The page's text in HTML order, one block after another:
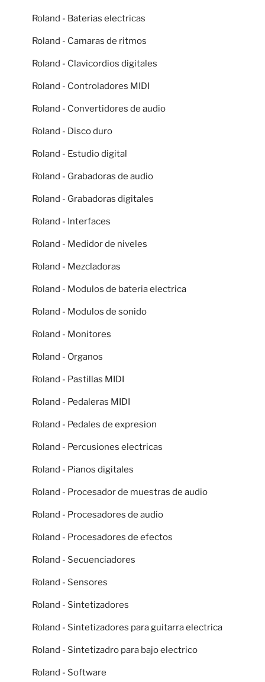
Roland - Baterias electricas
Roland - Camaras de ritmos
Roland - Clavicordios digitales
Roland - Controladores MIDI
Roland - Convertidores de audio
Roland - Disco duro
Roland - Estudio digital
Roland - Grabadoras de audio
Roland - Grabadoras digitales
Roland - Interfaces
Roland - Medidor de niveles
Roland - Mezcladoras
Roland - Modulos de bateria electrica
Roland - Modulos de sonido
Roland - Monitores
Roland - Organos
Roland - Pastillas MIDI
Roland - Pedaleras MIDI
Roland - Pedales de expresion
Roland - Percusiones electricas
Roland - Pianos digitales
Roland - Procesador de muestras de audio
Roland - Procesadores de audio
Roland - Procesadores de efectos
Roland - Secuenciadores
Roland - Sensores
Roland - Sintetizadores
Roland - Sintetizadores para guitarra electrica
Roland - Sintetizadro para bajo electrico
Roland - Software